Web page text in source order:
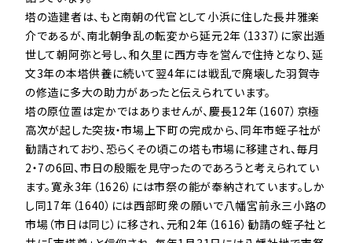
塔の造建者は、もと南朝の代官として小浜に住した長井雅楽
介であるが、南北朝争乱の転変から延元2年（1337）に家出遁
世して朝阿弥と号し、和久里に西方寺を営んで住持となり、延
文3年の本塔供養に続いて翌4年には戦乱で廃壊した羽賀寺
の修造に多大の助力があったと伝えられています。
塔の原位置は定かではありませんが、慶長12年（1607）京極
高次が起した突抜・市場上下町の完成から、同年市蛭子社が
勧請されており、恐らくその頃この塔も市場に移建され、毎月
2・7の6回、市日の殷賑を見守ったのであろうと考えられてい
ます。寛永3年（1626）には市祭の能が奉納されています。しか
し同17年（1640）には西部町衆の願いで八幡宮前永三小路の
市場（市日は同じ）に移され、元和2年（1616）勧請の蛭子社と